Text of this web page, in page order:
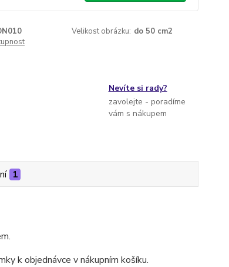
Velikost obrázku: do 50 cm2
Nevíte si rady?
zavolejte - poradíme
vám s nákupem
1
k objednávce v nákupním košíku.